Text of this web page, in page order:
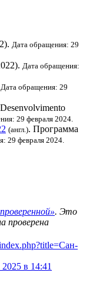
Дата обращения: 29
Дата обращения:
Дата обращения: 29
29 февраля 2024.
(англ.). Программа
29 февраля 2024.
. Это
проверена
в 14:41